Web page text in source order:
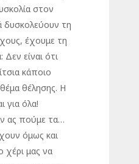
στον
δυσκολεύουν τη
έχουμε τη
είναι ότι
κάποιο
θέλησης. Η
για όλα!
ας πούμε τα…
όμως και
χέρι μας να